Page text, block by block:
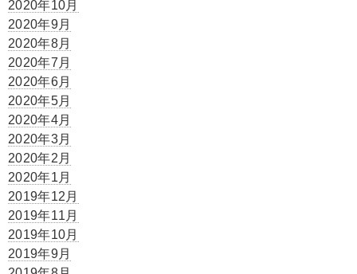
2020年10月
2020年9月
2020年8月
2020年7月
2020年6月
2020年5月
2020年4月
2020年3月
2020年2月
2020年1月
2019年12月
2019年11月
2019年10月
2019年9月